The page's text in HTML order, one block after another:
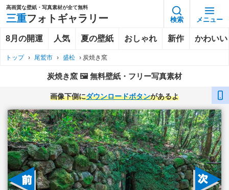
高画質な壁紙・写真素材が全て無料
三重フォトギャラリー 検索 メニュー
8月の開運 人気 夏の壁紙 おしゃれ 新作 かわいい
トップ › 尾鷲市 › 盛松 › 炭焼き窯
炭焼き窯 🖼️ 無料壁紙・フリー写真素材
画像下側にダウンロードボタンがあるよ